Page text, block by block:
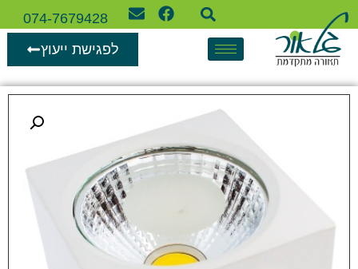
074-7679428
לפגישת ייעוץ